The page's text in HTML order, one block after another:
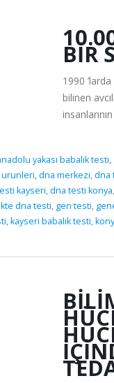
BIR
1990
bilinen
yakası babalık testi,
,dna merkezi,dna
kayseri,dna testi konya,
dna testi, gen testi,
,kayseri babalık testi,